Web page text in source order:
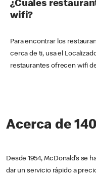
¿Cuáles
wifi?
Para encontrar los
cerca de ti, usa el
restaurantes ofrecen wifi
Acerca de
Desde 1954, McDonald’s se
dar un servicio rápido a